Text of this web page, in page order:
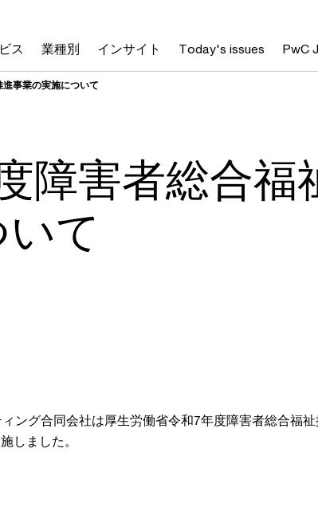
ス 業種別 インサイト Today's issues PwC
事業の実施について
障害者総合福
て
ング合同会社は厚生労働省令和7年度障害者総合福祉
しました。